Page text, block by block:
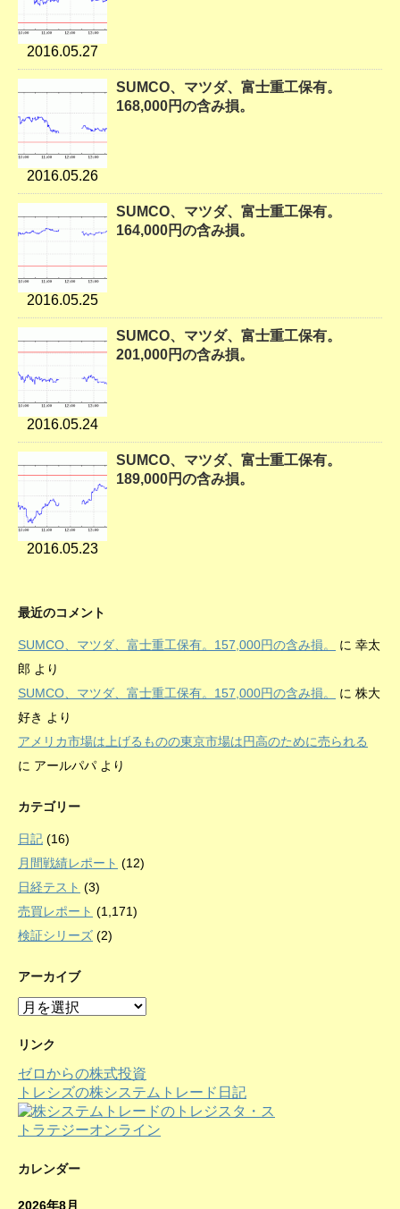
2016.05.27
2016.05.26
SUMCO、マツダ、富士重工保有。
168,000円の含み損。
2016.05.25
SUMCO、マツダ、富士重工保有。
164,000円の含み損。
2016.05.24
SUMCO、マツダ、富士重工保有。
201,000円の含み損。
2016.05.23
SUMCO、マツダ、富士重工保有。
189,000円の含み損。
最近のコメント
SUMCO、マツダ、富士重工保有。157,000円の含み損。 に 幸太
郎 より
SUMCO、マツダ、富士重工保有。157,000円の含み損。
に 株大
好き より
アメリカ市場は上げるものの東京市場は円高のために売られる
に アールパパ より
カテゴリー
日記 (16)
月間戦績レポート (12)
日経テスト (3)
売買レポート (1,171)
検証シリーズ (2)
アーカイブ
ア
カ
ブ
リンク
ゼロからの株式投資
トレシズの株システムトレード日記
カレンダー
2026年8月